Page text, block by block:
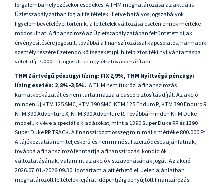
forgalomba helyezésekor esedékes. A THM meghatározása az aktuális
Üzletszabályzatban foglalt feltételek, illetve hatályos jogszabályok
figyelembevételével történik, a feltételek változása esetén ennek mértéke
módosulhat. A finanszírozó az Üzletszabályzatában feltüntetett díjak
érvényesítésére jogosult, továbbá a finanszírozással kapcsolatos, harmadik
személy részére fizetendő költségeket (pl. hitelbiztosítéki nyilvántartásba
vételi díj: 7.000 Ft) jogosult az ügyfélre tovább hárítani.
THM Zártvégű pénzügyi lízing: FIX 2,9%, THM Nyíltvégű pénzügyi
lízing esetén: 2,8%-3,5%. A THM nem tükrözi a finanszírozás
kamatkockázatát és nem tartalmazza a casco biztosítás díját. Az akció
minden új KTM 125 SMC, KTM 390 SMC, KTM 125 Enduro R, KTM 390 Enduro R,
KTM 390 Adventure X, KTM 390 Adventure R. Továbbá minden KTM Duke
modell, kivéve a speciális kiadásokat, mint a 1390 Super Duke RR és 1390
Super Duke RR TRACK. A finanszírozott összeg minimális mértéke 800.000 Ft.
A tájékoztatás nem teljeskörű és nem minősül szerződéses ajánlatnak,
továbbá a finanszírozó fenntartja a finanszírozási kondíciók
változtatásának, valamint az akció visszavonásának jogát. Az akció
2026.07.01.-2026.09.30. időtartam alatt érhető el. Jelen ajánlatban
meghatározott feltételek lejárat időpontjáig benyújtott finanszírozási